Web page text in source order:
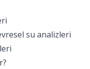
su analizleri